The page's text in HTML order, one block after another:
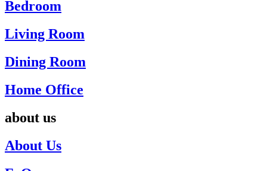
Bedroom
Living Room
Dining Room
Home Office
about us
About Us